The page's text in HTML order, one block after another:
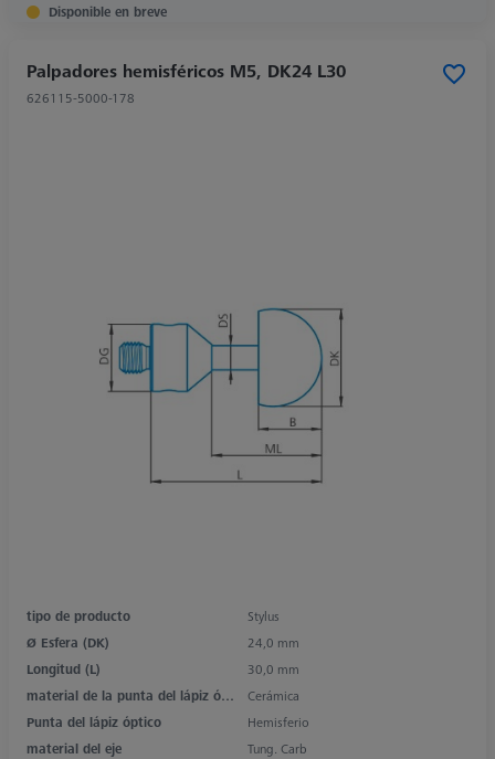
Disponible en breve
Palpadores hemisféricos M5, DK24 L30
626115-5000-178
tipo de producto
Stylus
Ø Esfera (DK)
24,0 mm
Longitud (L)
30,0 mm
material de la punta del lápiz óptico
Cerámica
Punta del lápiz óptico
Hemisferio
material del eje
Tung. Carb